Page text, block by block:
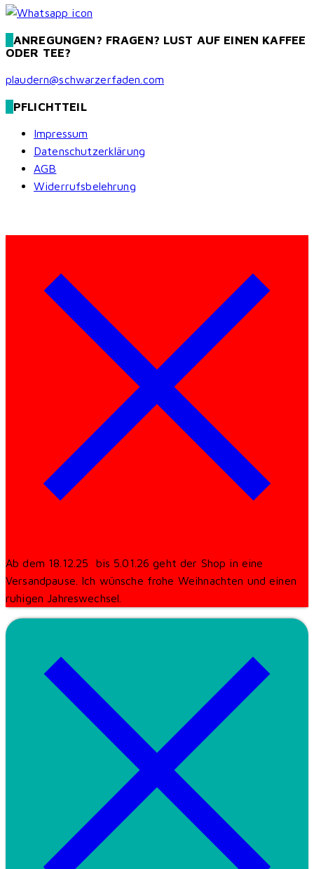
ANREGUNGEN? FRAGEN? LUST AUF EINEN KAFFEE
ODER TEE?
plaudern@schwarzerfaden.com
PFLICHTTEIL
Impressum
Datenschutzerklärung
AGB
Widerrufsbelehrung
Ab dem 18.12.25 bis 5.01.26 geht der Shop in eine
Versandpause. Ich wünsche frohe Weihnachten und einen
ruhigen Jahreswechsel.